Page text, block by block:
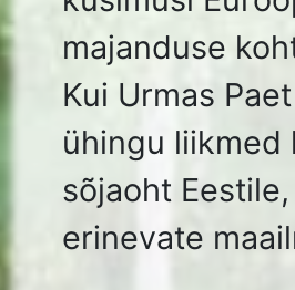
TKÜ Euroopa